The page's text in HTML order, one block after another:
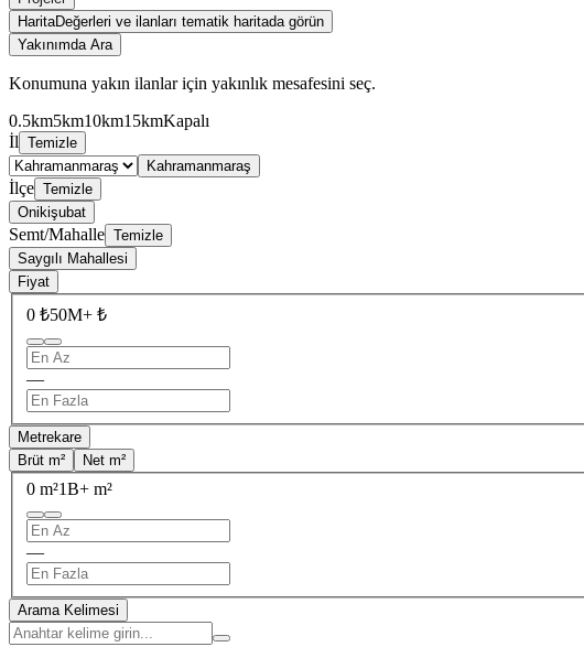
HaritaDeğerleri ve ilanları tematik haritada görün
Yakınımda Ara
Konumuna yakın ilanlar için yakınlık mesafesini seç.
0.5km5km10km15kmKapalı
İl Temizle
Kahramanmaraş
İlçe Temizle
Onikişubat
Semt/Mahalle Temizle
Saygılı Mahallesi
Fiyat
0 ₺50M+ ₺
—
Metrekare
Brüt m²
Net m²
0 m²1B+ m²
—
Arama Kelimesi